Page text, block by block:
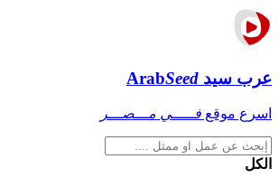
عرب سيد ArabSeed
اسرع موقع فـــــي مـــصـــر
الكل